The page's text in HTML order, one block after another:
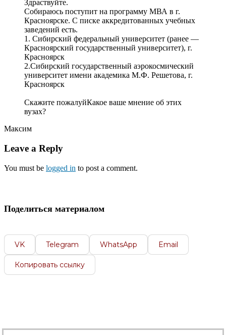
Здраствуйте.
Собираюсь поступит на программу МВА в г.
Красноярске. С писке аккредитованных учебных
заведений есть.
1. Сибирский федеральный университет (ранее —
Красноярский государственный университет), г.
Красноярск
2.Сибирский государственный аэрокосмический
университет имени академика М.Ф. Решетова, г.
Красноярск
Скажите пожалуйКакое ваше мнение об этих
вузах?
Максим
Leave a Reply
You must be logged in to post a comment.
Поделиться материалом
VK Telegram WhatsApp Email
Копировать ссылку